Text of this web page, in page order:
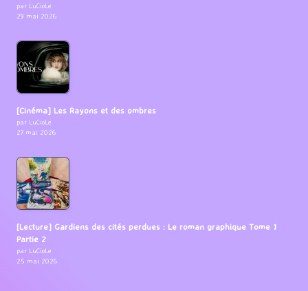
par LuCioLe
29 mai 2026
[Cinéma] Les Rayons et des ombres
par LuCioLe
27 mai 2026
[Lecture] Gardiens des cités perdues : Le roman graphique Tome 1
Partie 2
par LuCioLe
25 mai 2026